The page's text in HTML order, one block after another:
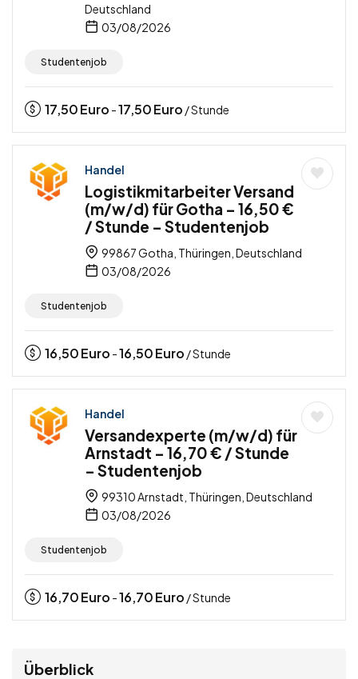
Deutschland
03/08/2026
Studentenjob
17,50Euro -17,50Euro / Stunde
Handel
Logistikmitarbeiter Versand
(m/w/d) für Gotha – 16,50 €
/ Stunde – Studentenjob
99867 Gotha, Thüringen, Deutschland
03/08/2026
Studentenjob
16,50Euro -16,50Euro / Stunde
Handel
Versandexperte (m/w/d) für
Arnstadt – 16,70 € / Stunde
– Studentenjob
99310 Arnstadt, Thüringen, Deutschland
03/08/2026
Studentenjob
16,70Euro -16,70Euro / Stunde
Überblick